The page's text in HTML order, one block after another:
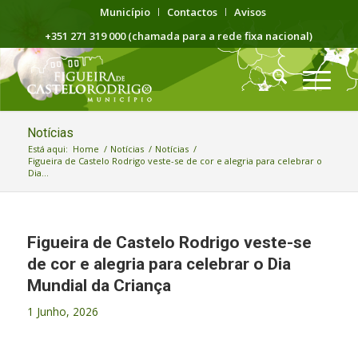
Município Contactos
Avisos
+351 271 319 000 (chamada para a rede fixa nacional)
Notícias
Está aqui: Home / Notícias / Notícias /
Figueira de Castelo Rodrigo veste-se de cor e alegria para celebrar o
Dia...
Figueira de Castelo Rodrigo veste-se
de cor e alegria para celebrar o Dia
Mundial da Criança
1 Junho, 2026